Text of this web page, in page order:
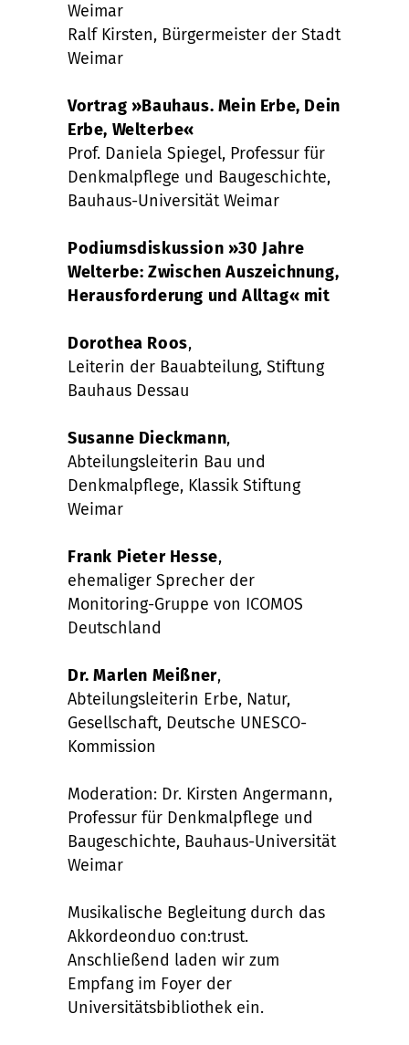
Weimar
Ralf Kirsten, Bürgermeister der Stadt
Weimar
Vortrag »Bauhaus. Mein Erbe, Dein
Erbe, Welterbe«
Prof. Daniela Spiegel, Professur für
Denkmalpflege und Baugeschichte,
Bauhaus-Universität Weimar
Podiumsdiskussion »30 Jahre
Welterbe: Zwischen Auszeichnung,
Herausforderung und Alltag« mit
Dorothea Roos,
Leiterin der Bauabteilung, Stiftung
Bauhaus Dessau
Susanne Dieckmann,
Abteilungsleiterin Bau und
Denkmalpflege, Klassik Stiftung
Weimar
Frank Pieter Hesse,
ehemaliger Sprecher der
Monitoring-Gruppe von ICOMOS
Deutschland
Dr. Marlen Meißner,
Abteilungsleiterin Erbe, Natur,
Gesellschaft, Deutsche UNESCO-
Kommission
Moderation: Dr. Kirsten Angermann,
Professur für Denkmalpflege und
Baugeschichte, Bauhaus-Universität
Weimar
Musikalische Begleitung durch das
Akkordeonduo con:trust.
Anschließend laden wir zum
Empfang im Foyer der
Universitätsbibliothek ein.